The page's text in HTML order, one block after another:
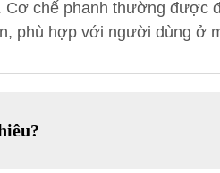
chế phanh thường được
phù hợp với người dùng ở